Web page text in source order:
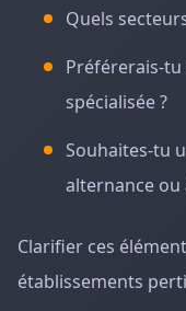
Quels
Préférerais-
spécialisée ?
Souhaites-tu
alternance ou
Clarifier ces
établissements